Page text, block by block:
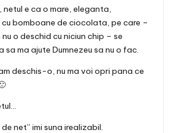
netul e ca o mare, eleganta,
bomboane de ciocolata, pe care –
o deschid cu niciun chip – se
sa ma ajute Dumnezeu sa nu o fac.
deschis-o, nu ma voi opri pana ce
net” imi suna irealizabil.